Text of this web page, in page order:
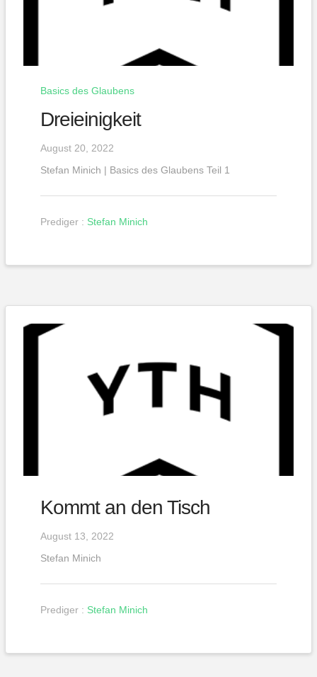
Basics des Glaubens
Dreieinigkeit
August 20, 2022
Stefan Minich | Basics des Glaubens Teil 1
Prediger : Stefan Minich
Kommt an den Tisch
August 13, 2022
Stefan Minich
Prediger : Stefan Minich